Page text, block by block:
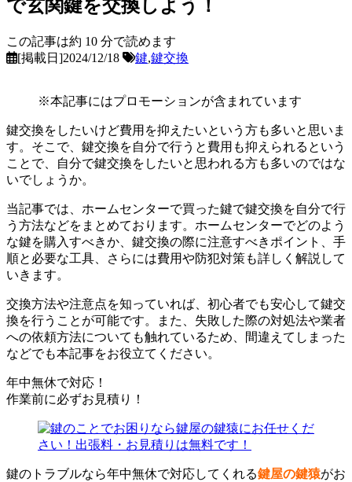
で玄関鍵を交換しよう！
この記事は約 10 分で読めます
[掲載日]2024/12/18
鍵,鍵交換
※本記事にはプロモーションが含まれています
鍵交換をしたいけど費用を抑えたいという方も多いと思いま
す。そこで、鍵交換を自分で行うと費用も抑えられるという
ことで、自分で鍵交換をしたいと思われる方も多いのではな
いでしょうか。
当記事では、ホームセンターで買った鍵で鍵交換を自分で行
う方法などをまとめております。ホームセンターでどのよう
な鍵を購入すべきか、鍵交換の際に注意すべきポイント、手
順と必要な工具、さらには費用や防犯対策も詳しく解説して
いきます。
交換方法や注意点を知っていれば、初心者でも安心して鍵交
換を行うことが可能です。また、失敗した際の対処法や業者
への依頼方法についても触れているため、間違えてしまった
などでも本記事をお役立てください。
年中無休で対応！
作業前に必ずお見積り！
鍵のトラブルなら年中無休で対応してくれる鍵屋の鍵猿がお